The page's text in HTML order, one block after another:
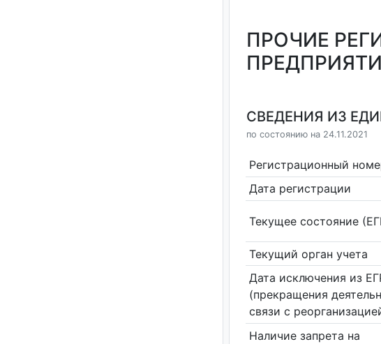
ПРОЧИЕ
СВЕДЕНИЯ ИЗ
по состоянию на 24.11.2021
Регистрационный
Дата регистрации
Текущее состояние
Текущий орган учета
Дата исключения из
(прекращения
связи с
Наличие запрета на